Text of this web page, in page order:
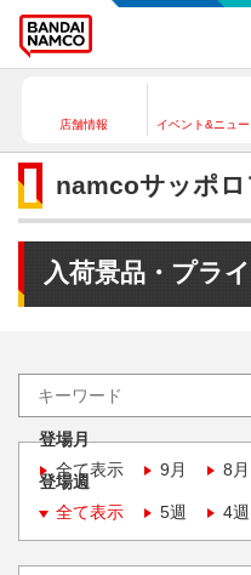
店舗情報 イベント&ニュー
namcoサッポ
入荷景品・プラ
登場月
全て表示
9月 8月
登場週
全て表示
5週 4週